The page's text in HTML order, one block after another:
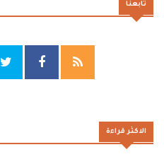
تابعنا
الاكثر قراءة